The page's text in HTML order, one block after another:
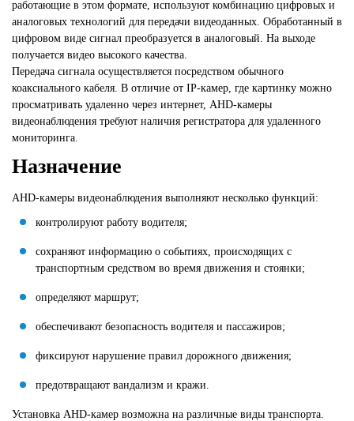
работающие в этом формате, используют комбинацию цифровых и
аналоговых технологий для передачи видеоданных. Обработанный в
цифровом виде сигнал преобразуется в аналоговый. На выходе
получается видео высокого качества.
Передача сигнала осуществляется посредством обычного
коаксиального кабеля. В отличие от IP-камер, где картинку можно
просматривать удаленно через интернет, AHD-камеры
видеонаблюдения требуют наличия регистратора для удаленного
мониторинга.
Назначение
AHD-камеры видеонаблюдения выполняют несколько функций:
контролируют работу водителя;
сохраняют информацию о событиях, происходящих с
транспортным средством во время движения и стоянки;
определяют маршрут;
обеспечивают безопасность водителя и пассажиров;
фиксируют нарушение правил дорожного движения;
предотвращают вандализм и кражи.
Установка AHD-камер возможна на различные виды транспорта.